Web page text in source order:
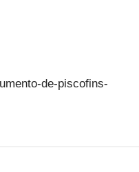
de-piscofins-